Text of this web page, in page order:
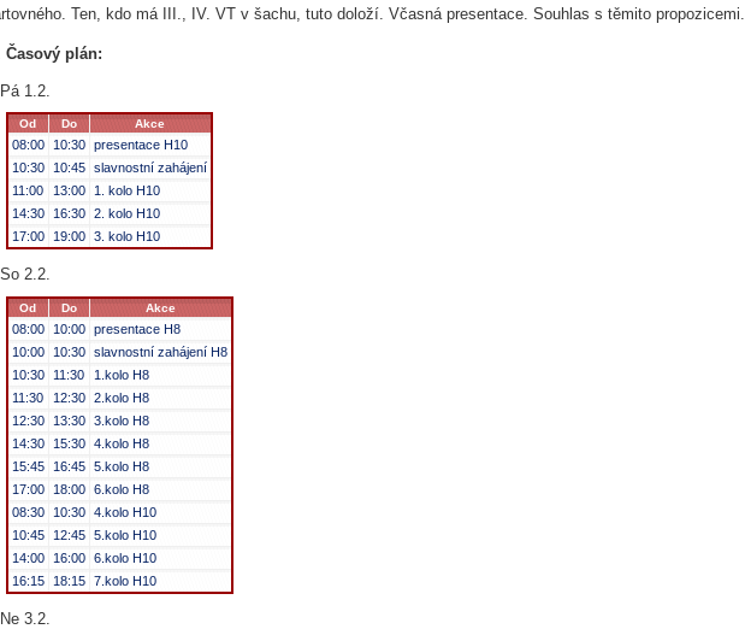
Ten, kdo má III., IV. VT v šachu, tuto doloží. Včasná presentace. Souhlas s těmito propozicemi.
Časový plán:
Pá 1.2.
Od Do Akce
08:00 10:30 presentace H10
10:30
10:45 slavnostní zahájení
11:00
13:00
1. kolo H10
14:30
16:30 2. kolo H10
17:00
19:00 3. kolo H10
So 2.2.
Od Do Akce
08:00 10:00 presentace H8
10:00
10:30 slavnostní zahájení H8
10:30
11:30
1.kolo H8
11:30
12:30 2.kolo H8
12:30
13:30 3.kolo H8
14:30
15:30 4.kolo H8
15:45
16:45 5.kolo H8
17:00
18:00 6.kolo H8
08:30
10:30 4.kolo H10
10:45
12:45 5.kolo H10
14:00
16:00 6.kolo H10
16:15
18:15 7.kolo H10
Ne 3.2.